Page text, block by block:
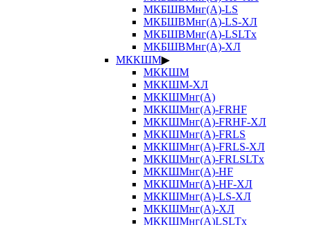
МКБШВМнг(А)-LS
МКБШВМнг(А)-LS-ХЛ
МКБШВМнг(А)-LSLTx
МКБШВМнг(А)-ХЛ
МККШМ▶
МККШМ
МККШМ-ХЛ
МККШМнг(А)
МККШМнг(А)-FRHF
МККШМнг(А)-FRHF-ХЛ
МККШМнг(А)-FRLS
МККШМнг(А)-FRLS-ХЛ
МККШМнг(А)-FRLSLTx
МККШМнг(А)-HF
МККШМнг(А)-HF-ХЛ
МККШМнг(А)-LS-ХЛ
МККШМнг(А)-ХЛ
МККШМнг(А)LSLTx